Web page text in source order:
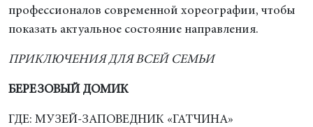
профессионалов современной хореографии, чтобы
показать актуальное состояние направления.
ПРИКЛЮЧЕНИЯ ДЛЯ ВСЕЙ СЕМЬИ
БЕРЕЗОВЫЙ ДОМИК
ГДЕ: МУЗЕЙ-ЗАПОВЕДНИК «ГАТЧИНА»